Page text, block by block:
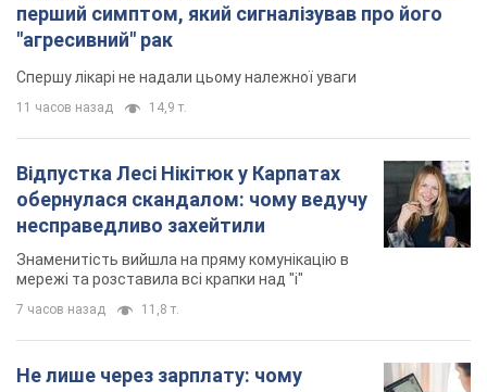
перший симптом, який сигналізував про його
"агресивний" рак
Спершу лікарі не надали цьому належної уваги
11 часов назад 14,9 т.
Відпустка Лесі Нікітюк у Карпатах
обернулася скандалом: чому ведучу
несправедливо захейтили
Знаменитість вийшла на пряму комунікацію в
мережі та розставила всі крапки над "і"
7 часов назад 11,8 т.
Не лише через зарплату: чому